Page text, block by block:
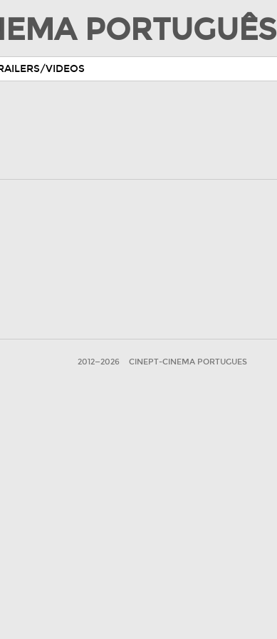
PORTUGUÊS
VIDEOS
2012—2026 CINEPT-CINEMA PORTUGUES